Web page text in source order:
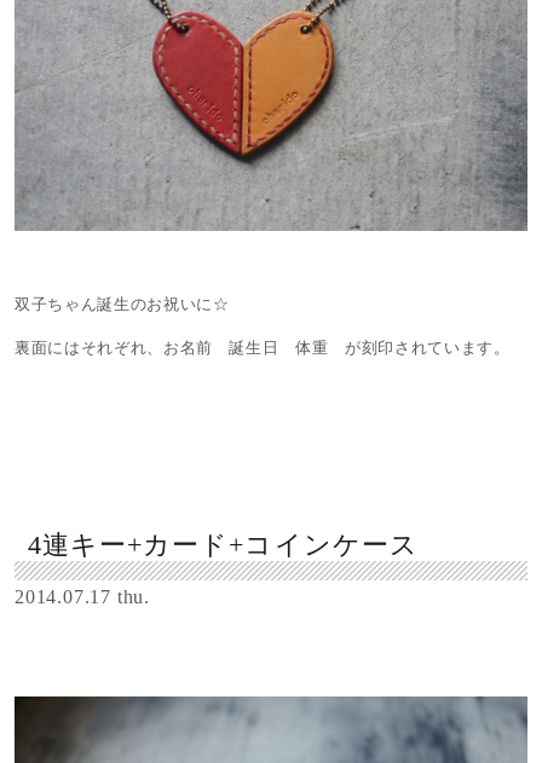
双子ちゃん誕生のお祝いに☆
裏面にはそれぞれ、お名前 誕生日 体重 が刻印されています。
4連キー+カード+コインケース
2014.07.17 thu.